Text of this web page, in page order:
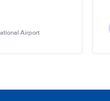
Airport